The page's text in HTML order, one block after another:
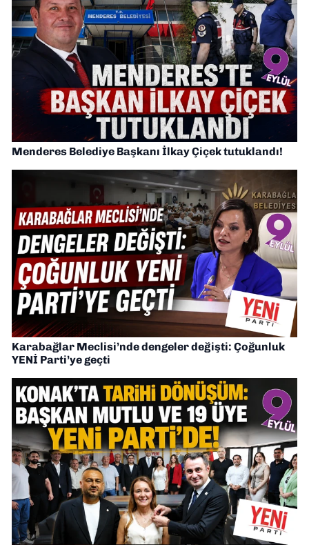
Menderes Belediye Başkanı İlkay Çiçek tutuklandı!
Karabağlar Meclisi’nde dengeler değişti: Çoğunluk
YENİ Parti’ye geçti